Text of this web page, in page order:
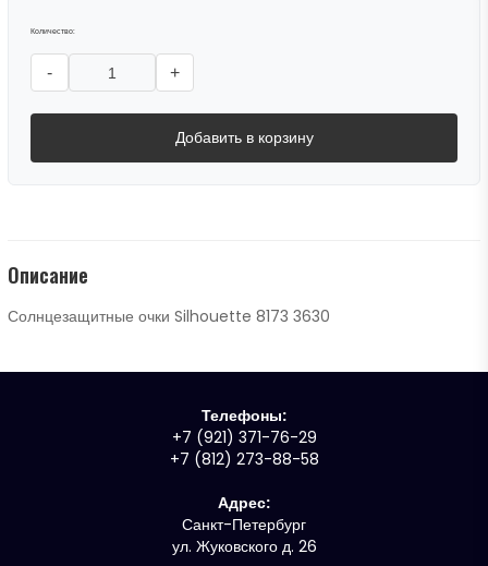
Количество:
- +
Добавить в корзину
Описание
Солнцезащитные очки Silhouette 8173 3630
Телефоны:
+7 (921) 371-76-29
+7 (812) 273-88-58
Адрес:
Санкт-Петербург
ул. Жуковского д. 26